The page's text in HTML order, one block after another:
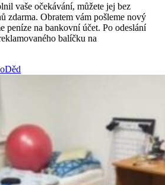
vaše očekávání, můžete jej bez
zdarma. Obratem vám pošleme nový
peníze na bankovní účet. Po odeslání
balíčku na